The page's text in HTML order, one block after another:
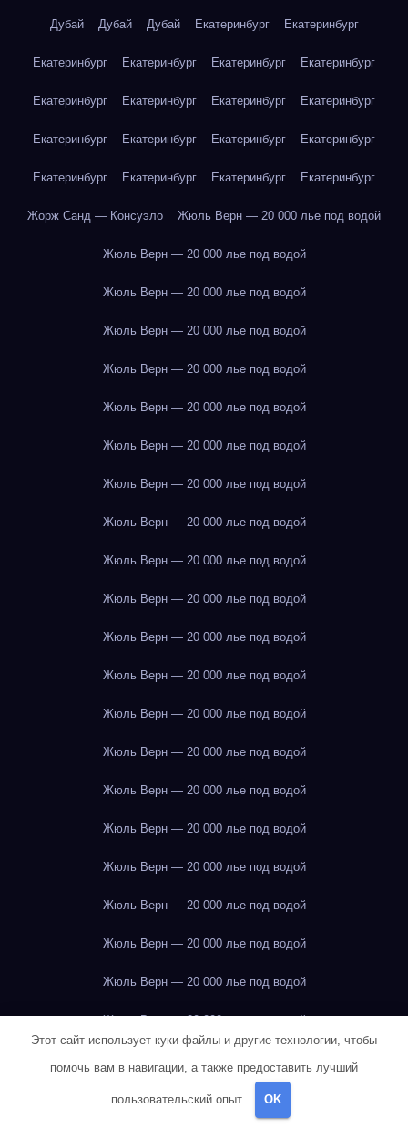
Дубай Дубай Дубай Екатеринбург Екатеринбург
Екатеринбург Екатеринбург Екатеринбург Екатеринбург
Екатеринбург Екатеринбург Екатеринбург Екатеринбург
Екатеринбург Екатеринбург Екатеринбург Екатеринбург
Екатеринбург Екатеринбург Екатеринбург Екатеринбург
Жорж Санд — Консуэло Жюль Верн — 20 000 лье под водой
Жюль Верн — 20 000 лье под водой
Жюль Верн — 20 000 лье под водой
Жюль Верн — 20 000 лье под водой
Жюль Верн — 20 000 лье под водой
Жюль Верн — 20 000 лье под водой
Жюль Верн — 20 000 лье под водой
Жюль Верн — 20 000 лье под водой
Жюль Верн — 20 000 лье под водой
Жюль Верн — 20 000 лье под водой
Жюль Верн — 20 000 лье под водой
Жюль Верн — 20 000 лье под водой
Жюль Верн — 20 000 лье под водой
Жюль Верн — 20 000 лье под водой
Жюль Верн — 20 000 лье под водой
Жюль Верн — 20 000 лье под водой
Жюль Верн — 20 000 лье под водой
Жюль Верн — 20 000 лье под водой
Жюль Верн — 20 000 лье под водой
Жюль Верн — 20 000 лье под водой
Жюль Верн — 20 000 лье под водой
Жюль Верн — 20 000 лье под водой
Жюль Верн — 20 000 лье под водой
Этот сайт использует куки-файлы и другие технологии, чтобы
помочь вам в навигации, а также предоставить лучший
пользовательский опыт. OK